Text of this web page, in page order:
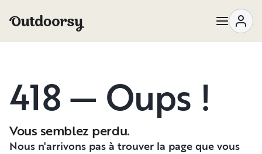
418 — Oups !
Vous semblez perdu.
Nous n'arrivons pas à trouver la page que vous